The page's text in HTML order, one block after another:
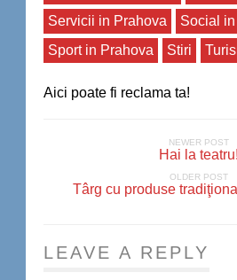
Servicii in Prahova
Social
Sport in Prahova
Stiri
Aici poate fi reclama ta!
NEWER POST
Hai la teatru!
OLDER POST
Târg cu produse
LEAVE A REPLY